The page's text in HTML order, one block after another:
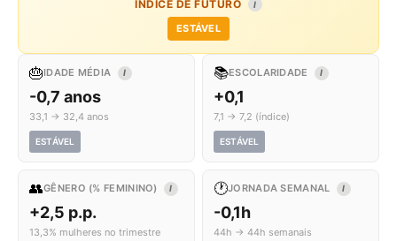
ÍNDICE DE FUTURO I
ESTÁVEL
🎂IDADE MÉDIA I
-0,7 anos
33,1 → 32,4 anos
ESTÁVEL
📚ESCOLARIDADE I
+0,1
7,1 → 7,2 (índice)
ESTÁVEL
👥GÊNERO (% FEMININO) I
+2,5 p.p.
13,3% mulheres no trimestre
🕐JORNADA SEMANAL I
-0,1h
44h → 44h semanais